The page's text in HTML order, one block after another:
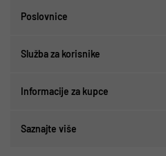
Poslovnice
Služba za korisnike
Informacije za kupce
Saznajte više